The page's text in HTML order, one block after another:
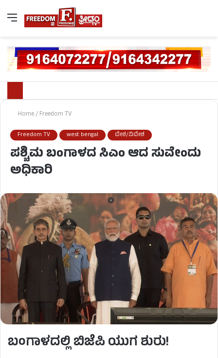
Home/Freedom TV
Freedom TV west bengal ದೇಶ/ವಿದೇಶ
ಪಶ್ಚಿಮ ಬಂಗಾಳದ ಸಿಎಂ ಆದ ಸುವೇಂದು
ಅಧಿಕಾರಿ
ಬಂಗಾಳದಲ್ಲಿ ಬಿಜೆಪಿ ಯುಗ ಶುರು!